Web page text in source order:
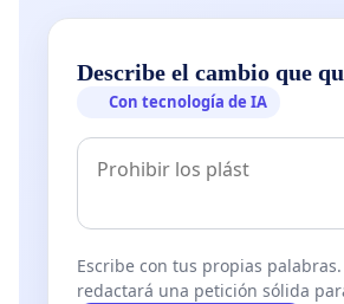
Describe el cambio que
Con tecnología de IA
Escribe con tus propias palabras.
redactará una petición sólida